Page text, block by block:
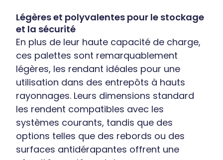
Légères et polyvalentes pour le stockage
et la sécurité
En plus de leur haute capacité de charge,
ces palettes sont remarquablement
légères, les rendant idéales pour une
utilisation dans des entrepôts à hauts
rayonnages. Leurs dimensions standard
les rendent compatibles avec les
systèmes courants, tandis que des
options telles que des rebords ou des
surfaces antidérapantes offrent une